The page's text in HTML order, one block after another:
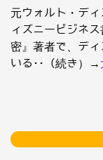
元ウォルト・デ
ィズニービジネ
密』著者で、デ
いる･･（続き）→